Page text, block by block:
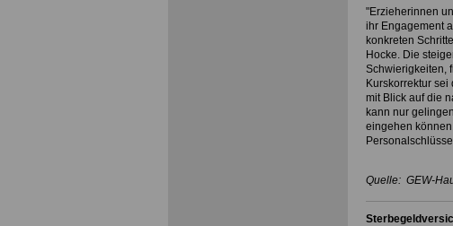
"Erzieherinnen
ihr Engagement
konkreten
Hocke. Die
Schwierigkeiten,
Kurskorrektur
mit Blick auf die
kann nur
eingehen
Quelle: GEW-